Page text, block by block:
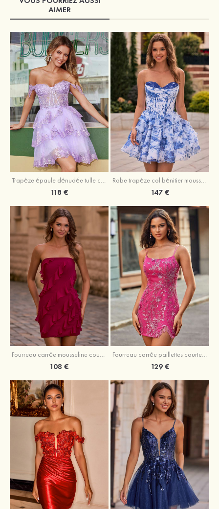
AIMER
Trapèze épaule dénudée tulle courte/mini robe de fête de la rentrée avec paillettes
118 €
Robe trapèze col bénitier mousseline courte/mini robe de fête de la rentrée avec appliqué
147 €
Fourreau carrée mousseline courte/mini robe de fête de la rentré avec volants
108 €
Fourreau carrée paillettes courte/mini robe de fête de la rentrée
129 €